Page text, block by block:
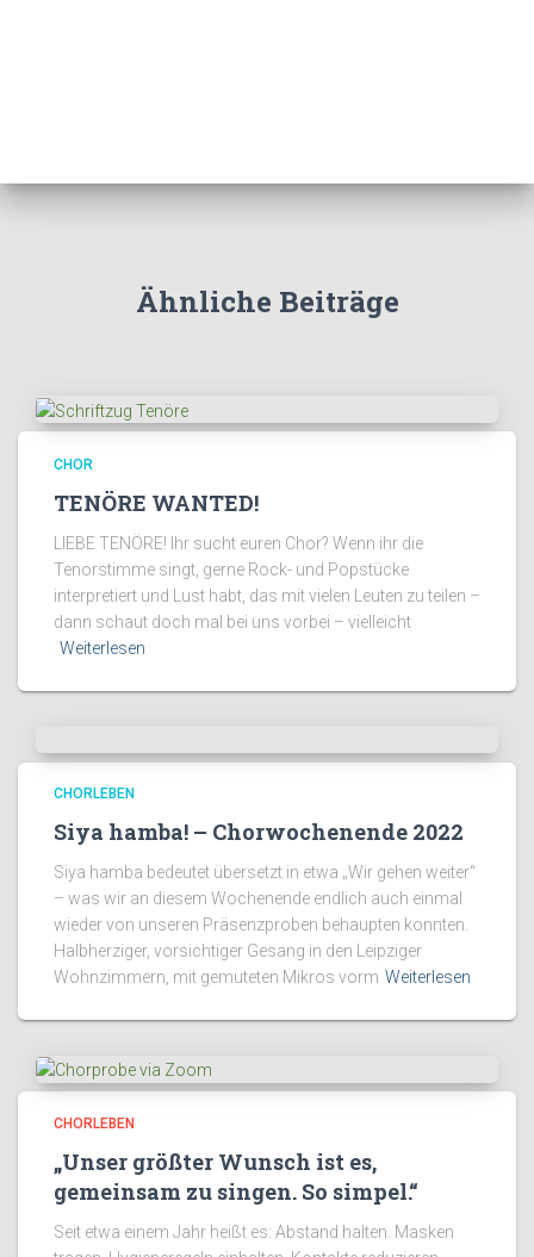
Ähnliche Beiträge
CHOR
TENÖRE WANTED!
LIEBE TENÖRE! Ihr sucht euren Chor? Wenn ihr die
Tenorstimme singt, gerne Rock- und Popstücke
interpretiert und Lust habt, das mit vielen Leuten zu teilen –
dann schaut doch mal bei uns vorbei – vielleicht
Weiterlesen
CHORLEBEN
Siya hamba! – Chorwochenende 2022
Siya hamba bedeutet übersetzt in etwa „Wir gehen weiter“
– was wir an diesem Wochenende endlich auch einmal
wieder von unseren Präsenzproben behaupten konnten.
Halbherziger, vorsichtiger Gesang in den Leipziger
Wohnzimmern, mit gemuteten Mikros vorm Weiterlesen
CHORLEBEN
„Unser größter Wunsch ist es,
gemeinsam zu singen. So simpel.“
Seit etwa einem Jahr heißt es: Abstand halten. Masken